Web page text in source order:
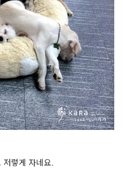
저렇게 자네요.